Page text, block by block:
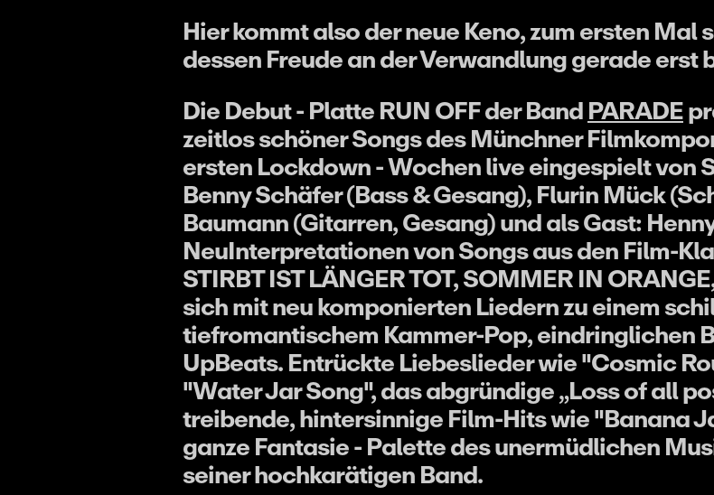
Hier kommt also der neue Keno, zum ersten
dessen Freude an der Verwandlung gerade erst
Die Debut - Platte RUN OFF der BandPARADE
zeitlos schöner Songs des Münchner
ersten Lockdown - Wochen live eingespielt von
Benny Schäfer (Bass & Gesang), Flurin Mück
Baumann (Gitarren, Gesang) und als Gast:
NeuInterpretationen von Songs aus den Film-
STIRBT IST LÄNGER TOT, SOMMER IN
sich mit neu komponierten Liedern zu einem
tiefromantischem Kammer-Pop, eindringlichen
UpBeats. Entrückte Liebeslieder wie "Cosmic
"Water Jar Song", das abgründige „Loss of all
treibende, hintersinnige Film-Hits wie "Banana
ganze Fantasie - Palette des unermüdlichen
seiner hochkarätigen Band.